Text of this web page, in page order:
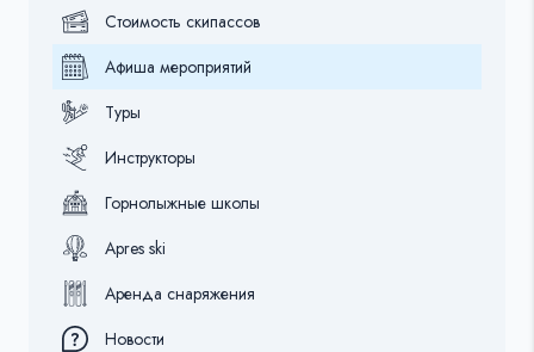
Стоимость скипассов
Афиша мероприятий
Туры
Инструкторы
Горнолыжные школы
Apres ski
Аренда снаряжения
Новости